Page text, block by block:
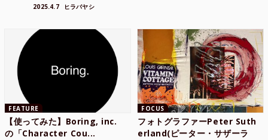
2025.4.7 ヒラバヤシ
FEATURE
【使ってみた】Boring, inc.
の「Character Cou...
FOCUS
フォトグラファーPeter Suth
erland(ピーター・サザーラ